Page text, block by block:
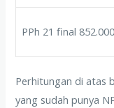
PPh 21 final
Perhitungan di atas
yang sudah punya